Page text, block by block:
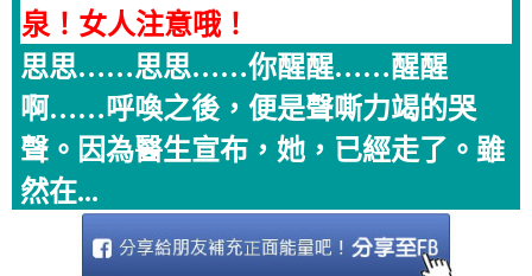
泉！女人注意哦！
思思……思思……你醒醒……醒醒
啊……呼喚之後，便是聲嘶力竭的哭
聲。因為醫生宣布，她，已經走了。雖
然在...